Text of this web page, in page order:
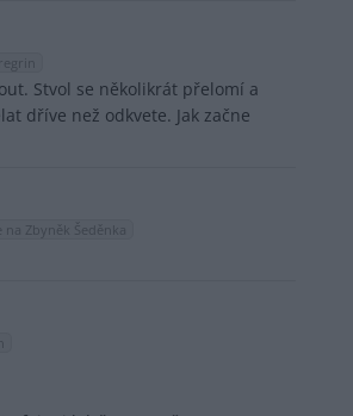
Stvol se několikrát přelomí a
dříve než odkvete. Jak začne
na Zbyněk Šeděnka